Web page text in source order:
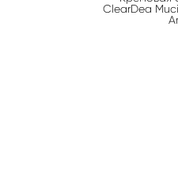
ClearDea